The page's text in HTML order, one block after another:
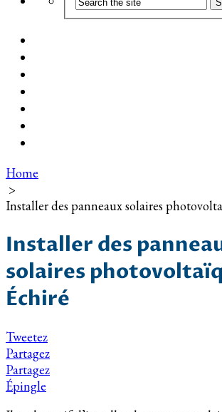
Home
>
Installer des panneaux solaires
Installer des
solaires
Échiré
Tweetez
Partagez
Partagez
Épingle